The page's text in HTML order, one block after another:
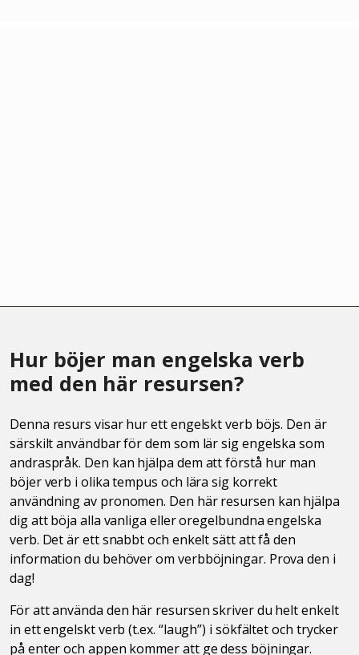
Hur böjer man engelska verb
med den här resursen?
Denna resurs visar hur ett engelskt verb böjs. Den är
särskilt användbar för dem som lär sig engelska som
andraspråk. Den kan hjälpa dem att förstå hur man
böjer verb i olika tempus och lära sig korrekt
användning av pronomen. Den här resursen kan hjälpa
dig att böja alla vanliga eller oregelbundna engelska
verb. Det är ett snabbt och enkelt sätt att få den
information du behöver om verbböjningar. Prova den i
dag!
För att använda den här resursen skriver du helt enkelt
in ett engelskt verb (t.ex. “laugh”) i sökfältet och trycker
på enter och appen kommer att ge dess böjningar.